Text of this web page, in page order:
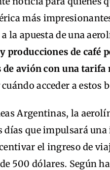
más
la apuesta de una
y producciones de café
avión con una tarifa
acceder a estos
Argentinas, la
días que impulsará
el ingreso de
500 dólares. Según